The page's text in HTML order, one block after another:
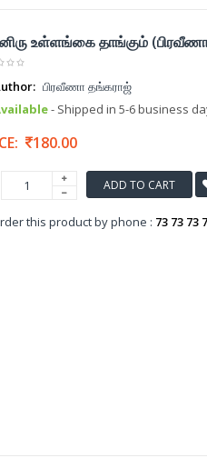
உள்ளங்கை தாங்கும்
பிரவீணா தங்கராஜ்
- Shipped in 5-6 business
180.00
ADD TO CART
this product by phone : 73 73 73